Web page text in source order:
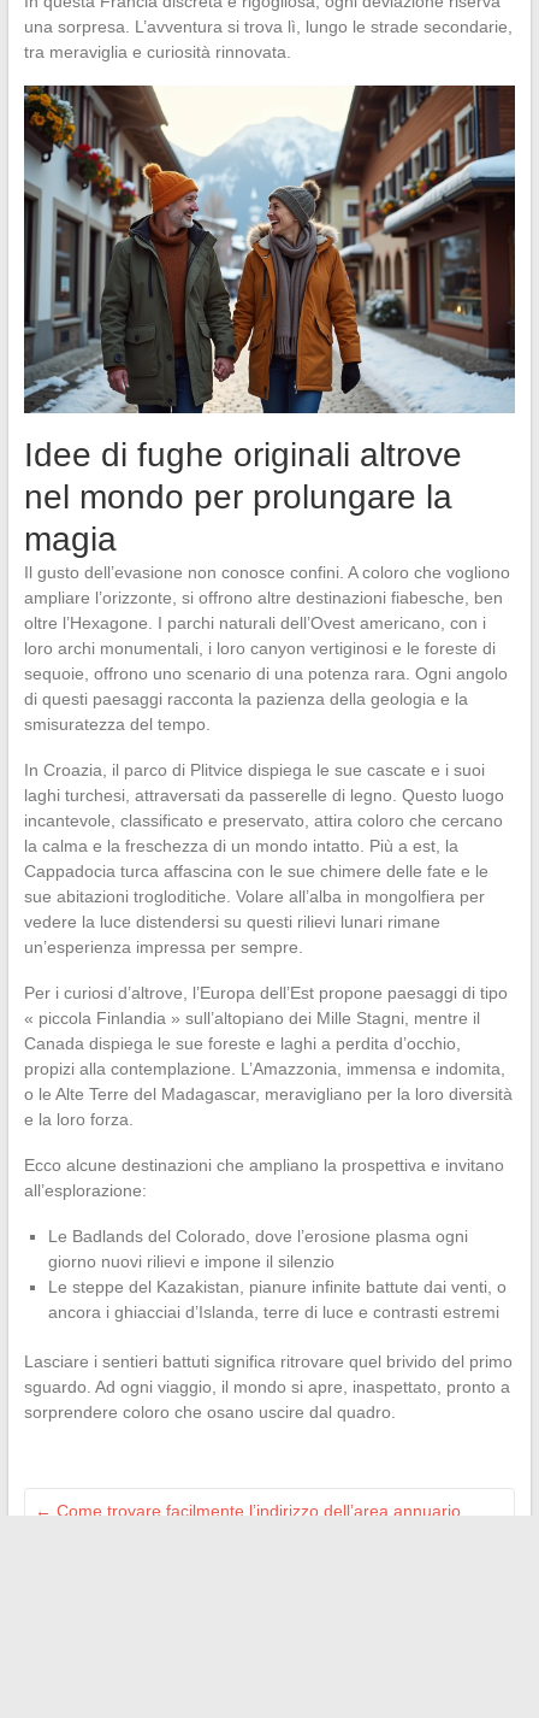
una sorpresa. L’avventura si trova lì, lungo le strade secondarie,
tra meraviglia e curiosità rinnovata.
Idee di fughe originali altrove
nel mondo per prolungare la
magia
Il gusto dell’evasione non conosce confini. A coloro che vogliono
ampliare l’orizzonte, si offrono altre destinazioni fiabesche, ben
oltre l’Hexagone. I parchi naturali dell’Ovest americano, con i
loro archi monumentali, i loro canyon vertiginosi e le foreste di
sequoie, offrono uno scenario di una potenza rara. Ogni angolo
di questi paesaggi racconta la pazienza della geologia e la
smisuratezza del tempo.
In Croazia, il parco di Plitvice dispiega le sue cascate e i suoi
laghi turchesi, attraversati da passerelle di legno. Questo luogo
incantevole, classificato e preservato, attira coloro che cercano
la calma e la freschezza di un mondo intatto. Più a est, la
Cappadocia turca affascina con le sue chimere delle fate e le
sue abitazioni trogloditiche. Volare all’alba in mongolfiera per
vedere la luce distendersi su questi rilievi lunari rimane
un’esperienza impressa per sempre.
Per i curiosi d’altrove, l’Europa dell’Est propone paesaggi di tipo
« piccola Finlandia » sull’altopiano dei Mille Stagni, mentre il
Canada dispiega le sue foreste e laghi a perdita d’occhio,
propizi alla contemplazione. L’Amazzonia, immensa e indomita,
o le Alte Terre del Madagascar, meravigliano per la loro diversità
e la loro forza.
Ecco alcune destinazioni che ampliano la prospettiva e invitano
all’esplorazione:
Le Badlands del Colorado, dove l’erosione plasma ogni
giorno nuovi rilievi e impone il silenzio
Le steppe del Kazakistan, pianure infinite battute dai venti, o
ancora i ghiacciai d’Islanda, terre di luce e contrasti estremi
Lasciare i sentieri battuti significa ritrovare quel brivido del primo
sguardo. Ad ogni viaggio, il mondo si apre, inaspettato, pronto a
sorprendere coloro che osano uscire dal quadro.
← Come trovare facilmente l’indirizzo dell’area annuario